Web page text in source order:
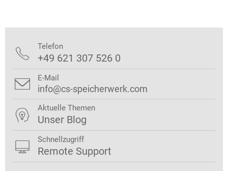
 Telefon
+49 621 307 526 0
 E-Mail
info@cs-speicherwerk.com
 Aktuelle Themen
Unser Blog
 Schnellzugriff
Remote Support